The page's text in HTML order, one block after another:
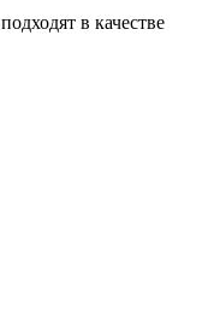
в качестве